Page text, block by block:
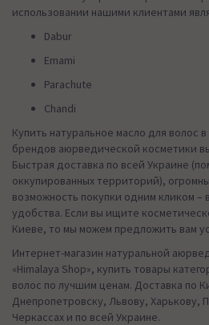
использовании нашими клиентами
Dabur
Emami
Parachute
Chandi
Купить натуральное масло для волос
брендов аюрведической косметики
Быстрая доставка по всей Украине
оккупированных территорий),
возможность покупки одним кликом –
удобства. Если вы ищите
Киеве, то мы можем предложить вам
Интернет-магазин натуральной
«Himalaya Shop», купить товары
волос по лучшим ценам. Доставка по
Днепропетровску, Львову, Харькову,
Черкассах и по всей Украине.